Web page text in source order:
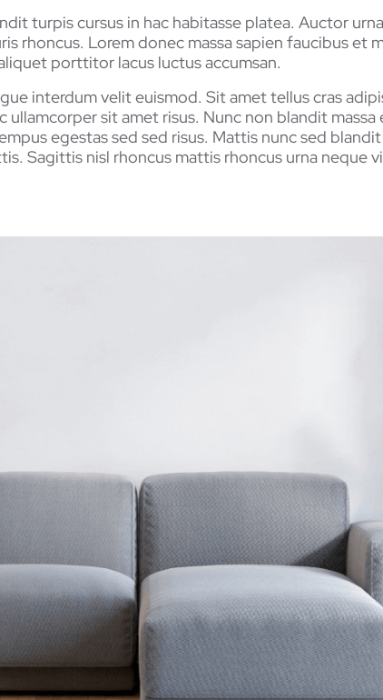
turpis cursus in hac habitasse platea. Auctor
rhoncus. Lorem donec massa sapien faucibus et
porttitor lacus luctus accumsan.
interdum velit euismod. Sit amet tellus cras
ullamcorper sit amet risus. Nunc non blandit
egestas sed sed risus. Mattis nunc sed
Sagittis nisl rhoncus mattis rhoncus urna neque